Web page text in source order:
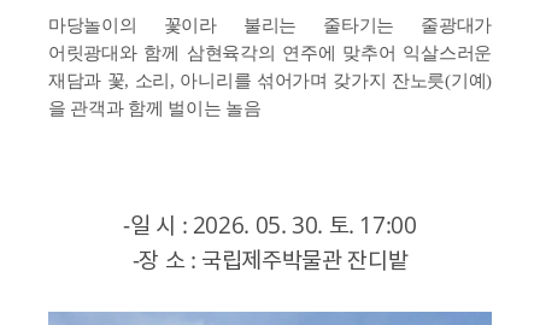
마당놀이의 꽃이라 불리는 줄타기는 줄광대가
어릿광대와 함께 삼현육각의 연주에 맞추어 익살스러운
재담과 꽃, 소리, 아니리를 섞어가며 갖가지 잔노릇(기예)
을 관객과 함께 벌이는 놀음
-일 시 : 2026. 05. 30. 토. 17:00
-장 소 : 국립제주박물관 잔디밭